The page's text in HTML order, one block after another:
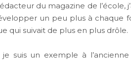
du magazine de l’école,
un peu plus à chaque
qui suivait de plus en plus drôle.
suis un exemple à